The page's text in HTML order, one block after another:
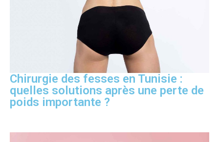
Chirurgie des fesses en Tunisie :
quelles solutions après une perte de
poids importante ?